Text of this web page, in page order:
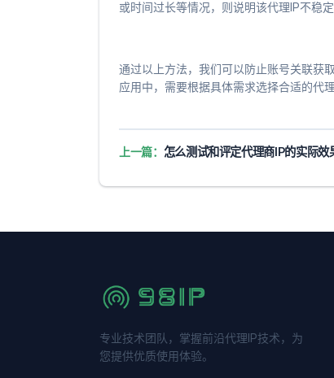
或时间过长等情况，则说明该代理IP不稳定
通过以上方法，我们可以防止账号关联获
应用中，需要根据具体需求选择合适的代
上一篇： 怎么测试和评定代理商IP的实际效
专业技术团队，掌握前沿代理IP技术，为
您提供优质使用体验。